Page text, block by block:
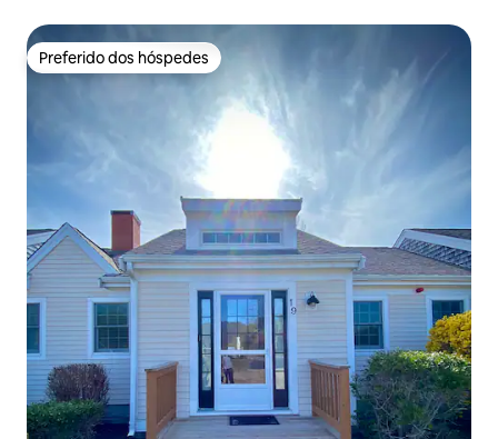
Preferido dos hóspedes
Preferido dos hóspedes